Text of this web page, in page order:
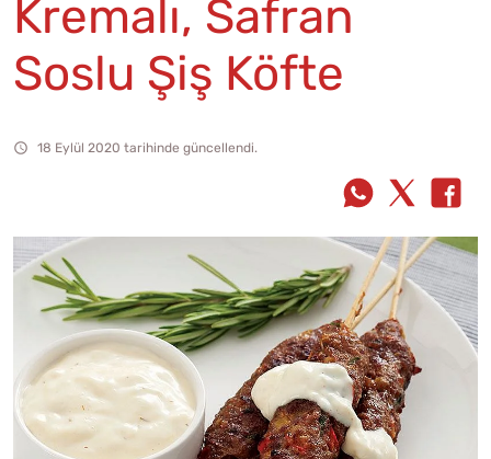
Kremalı, Safran
Soslu Şiş Köfte
18 Eylül 2020 tarihinde güncellendi.